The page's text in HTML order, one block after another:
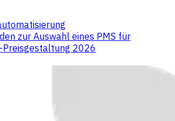
zur Auswahl eines PMS für
Preisgestaltung 2026